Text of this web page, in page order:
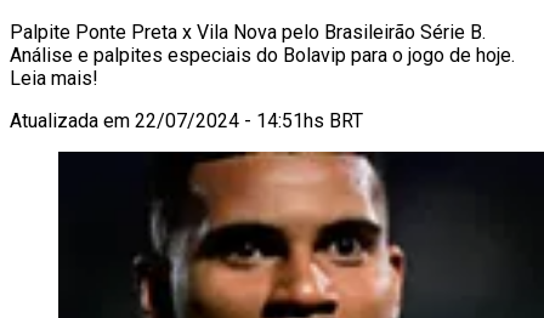
Palpite Ponte Preta x Vila Nova pelo Brasileirão Série B.
Análise e palpites especiais do Bolavip para o jogo de hoje.
Leia mais!
Atualizada em 22/07/2024 - 14:51hs BRT